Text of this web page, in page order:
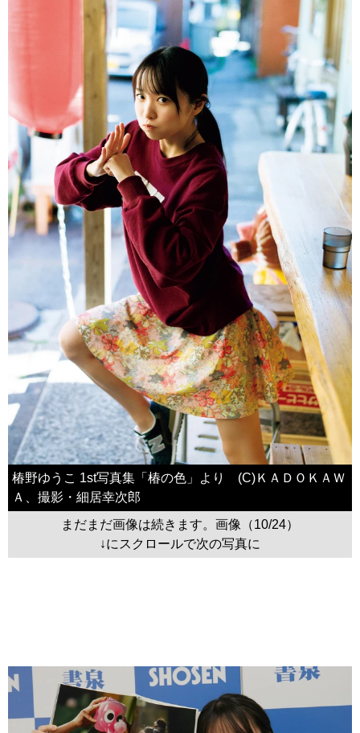
椿野ゆうこ 1st写真集「椿の色」より (C)ＫＡＤＯＫＡＷ
Ａ、撮影・細居幸次郎
まだまだ画像は続きます。画像（10/24）
↓にスクロールで次の写真に